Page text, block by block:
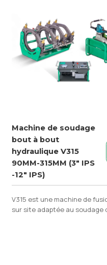
Machine de soudage
bout à bout
hydraulique V315
90MM-315MM (3" IPS
-12" IPS)
V315 est une machine de
sur site adaptée au soudage